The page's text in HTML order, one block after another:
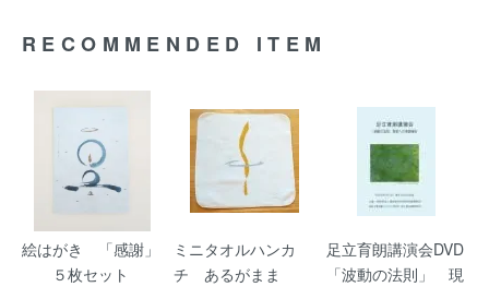
RECOMMENDED ITEM
絵はがき 「感謝」
５枚セット
ミニタオルハンカ
チ あるがまま
足立育朗講演会DVD
「波動の法則」 現